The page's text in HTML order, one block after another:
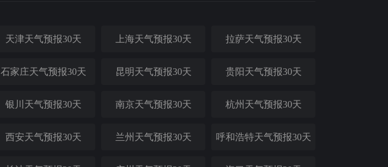
天津天气预报30天 上海天气预报30天 拉萨天气预报30天
石家庄天气预报30天 昆明天气预报30天 贵阳天气预报30天
银川天气预报30天 南京天气预报30天 杭州天气预报30天
西安天气预报30天 兰州天气预报30天 呼和浩特天气预报30天